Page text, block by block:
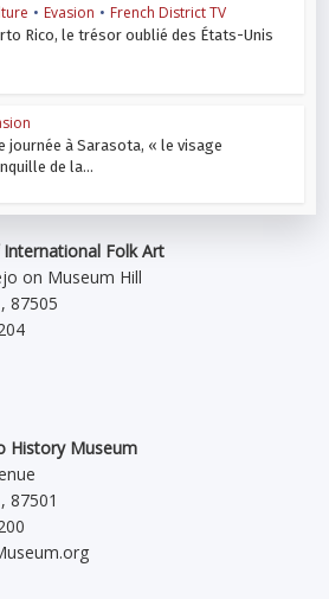
• Evasion • French District TV
Rico, le trésor oublié des États-Unis
journée à Sarasota, « le visage
de la...
Folk Art
on Museum Hill
, 87505
History Museum
, 87501